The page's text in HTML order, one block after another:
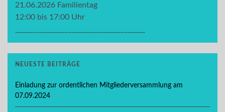
21.06.2026 Familientag
12:00 bis 17:00 Uhr
NEUESTE BEITRÄGE
Einladung zur ordentlichen Mitgliederversammlung am
07.09.2024